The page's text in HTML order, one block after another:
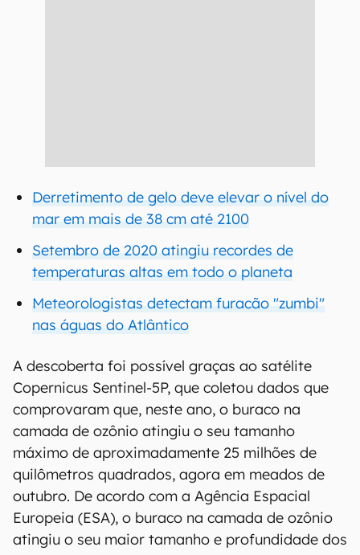
Derretimento de gelo deve elevar o nível do
mar em mais de 38 cm até 2100
Setembro de 2020 atingiu recordes de
temperaturas altas em todo o planeta
Meteorologistas detectam furacão "zumbi"
nas águas do Atlântico
A descoberta foi possível graças ao satélite
Copernicus Sentinel-5P, que coletou dados que
comprovaram que, neste ano, o buraco na
camada de ozônio atingiu o seu tamanho
máximo de aproximadamente 25 milhões de
quilômetros quadrados, agora em meados de
outubro. De acordo com a Agência Espacial
Europeia (ESA), o buraco na camada de ozônio
atingiu o seu maior tamanho e profundidade dos